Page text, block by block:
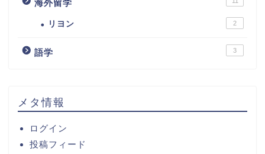
海外留学
リヨン 2
語学 3
メタ情報
ログイン
投稿フィード